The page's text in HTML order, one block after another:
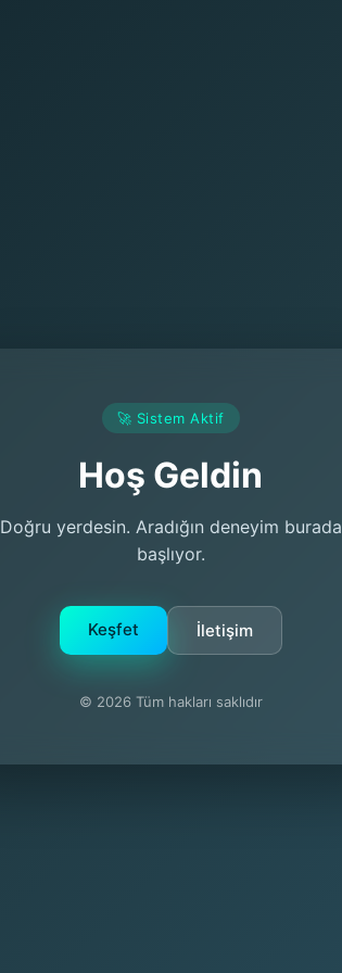
🚀 Sistem Aktif
Hoş Geldin
Doğru yerdesin. Aradığın deneyim burada
başlıyor.
Keşfet İletişim
© 2026 Tüm hakları saklıdır